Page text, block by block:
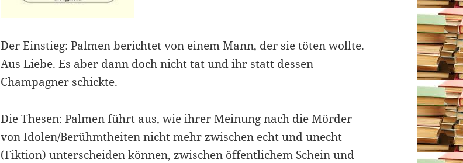
Der Einstieg: Palmen berichtet von einem Mann, der sie töten wollte.
Aus Liebe. Es aber dann doch nicht tat und ihr statt dessen
Champagner schickte.
Die Thesen: Palmen führt aus, wie ihrer Meinung nach die Mörder
von Idolen/Berühmtheiten nicht mehr zwischen echt und unecht
(Fiktion) unterscheiden können, zwischen öffentlichem Schein und